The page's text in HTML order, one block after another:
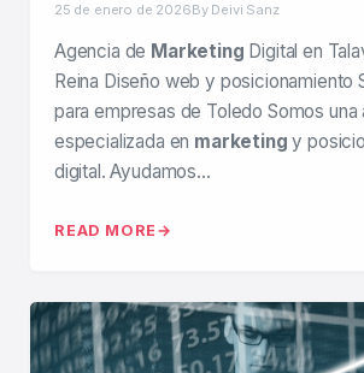
25 de enero de 2026By Deivi Sanz
Agencia de Marketing Digital en
Reina Diseño web y posicionamiento
para empresas de Toledo Somos una
especializada en marketing y
digital. Ayudamos…
READ MORE